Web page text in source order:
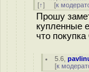
[↑] [к
Прошу
купленные
что
5.6 ,
[к